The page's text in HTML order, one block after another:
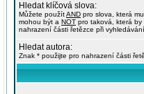
Hledat klíčová slova:
Můžete použítAND pro slova, která
mohou být a NOT pro taková, která
nahrazení části řetězce při vyhledávání.
Hledat autora:
Znak * použijte pro nahrazení části